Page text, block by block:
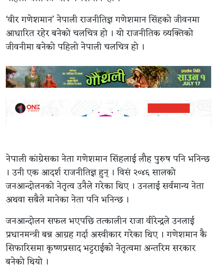
‘वीर गणेशमान’ नेपाली राजनीतिज्ञ गणेशमान सिंहको जीवनमा
आधारित रहेर बनेको चलचित्र हो । यो राजनीतिक व्यक्तिको
जीवनीमा बनेको पहिलो नेपाली चलचित्र हो ।
नेपाली कांग्रेसका नेता गणेशमान सिंहलाई लौह पुरुष पनि भनिन्छ
। उनी एक आदर्श राजनीतिज्ञ हुन् । विसं २०४६ सालको
जनआन्दोलनको नेतृत्व उनैले गरेका थिए । उनलाई सर्वमान्य नेता
अथवा सबैले मानेका नेता पनि भनिन्छ ।
जनआन्दोलन सफल भएपछि तत्कालीन राजा वीरेन्द्रले उनलाई
प्रधानमन्त्री बन्न आग्रह गर्दा अस्वीकार गरेका थिए । गणेशमान कै
सिफारिसमा कृष्णप्रसाद भट्टराईको नेतृत्वमा अन्तरिम सरकार
बनेको थियो ।